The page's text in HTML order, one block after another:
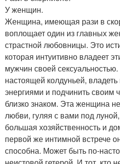
У женщин.
Женщина, имеющая рази в
воплощает один из главных
страстной любовницы. Это
которая интуитивно владеет
мужчин своей
настоящей колдуньей,
энергиями и подчинить своим
близко знаком. Эта женщина
любви, гуляя с вами под
большая хозяйственность и
первой же интимной встрече
способна. Может быть по-